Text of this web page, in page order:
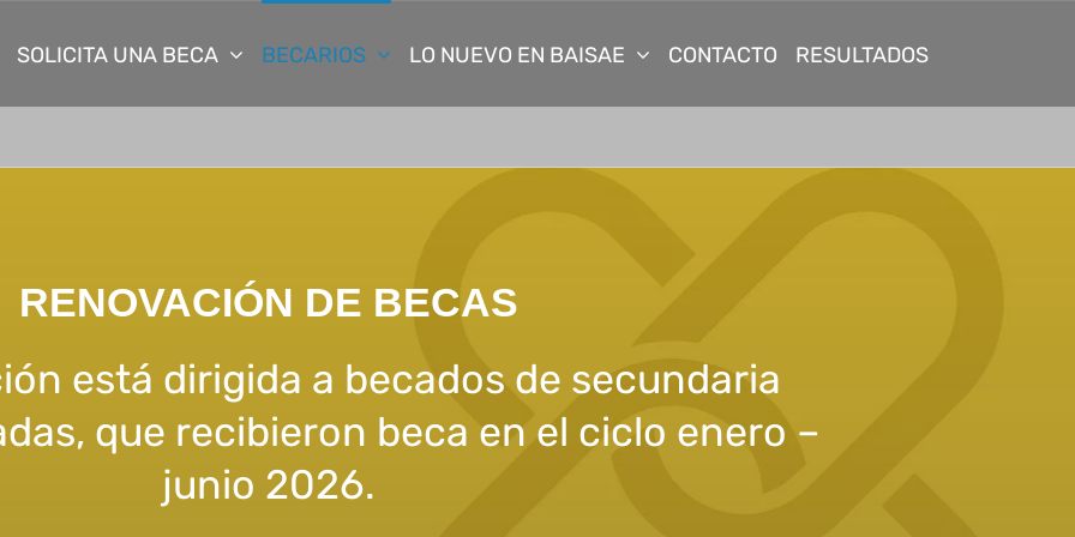
SOLICITA UNA BECA BECARIOS LO NUEVO EN BAISAE CONTACTO RESULTADOS
RENOVACIÓN DE BECAS
está dirigida a becados de secundaria
que recibieron beca en el ciclo enero –
junio 2026.